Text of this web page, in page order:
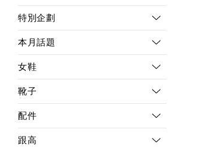
特別企劃
本月話題
女鞋
靴子
配件
跟高